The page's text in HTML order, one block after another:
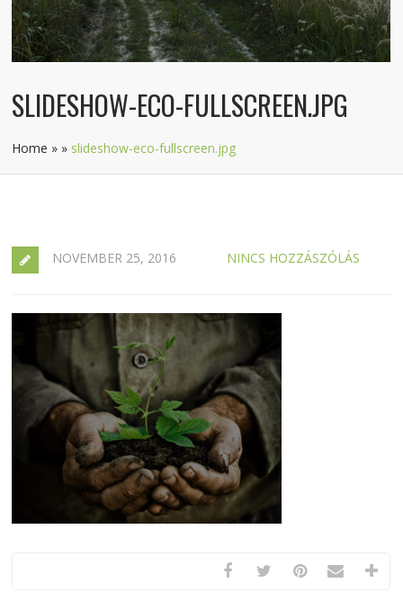
SLIDESHOW-ECO-FULLSCREEN.JPG
Home » » slideshow-eco-fullscreen.jpg
NOVEMBER 25, 2016 NINCS HOZZÁSZÓLÁS